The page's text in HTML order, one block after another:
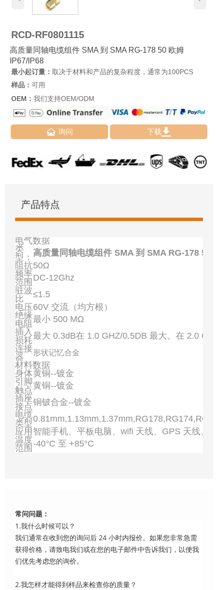
RCD-RF0801115
高质量同轴电缆组件 SMA 到 SMA RG-178 50 欧姆
IP67/IP68
最小起订量： 取决于材料和产品的复杂程度，通常为100PCS
样品： 可用
OEM： 我们支持OEM/ODM
 询问 下载
产品特点
电气数据
类
型： 高质量同轴电缆组件 SMA 到 SMA RG-178 50
阻抗50Ω
频率
范围 DC-12Ghz
驻波
比
≤1.5
电压60V 交流（均方根）
绝缘
电阻 最小 500 MΩ
插入
损耗最大 0.3dB在 1.0 GHZ/0.5DB 最大。在 2.0
连接
器
形状记忆合金
材料数据
身体黄铜--镀金
引脚
触点黄铜--镀金
插座
接点铜铍合金--镀金
电缆
类型
应用 智能手机、平板电脑、wifi 天线、GPS 天线、
温度
范围 -40°C 至 +85°C
常问问题：
1.我什么时候可以？
我们通常在收到您的询问后 24 小时内报价。如果您非常急需
获得价格，请致电我们或在您的电子邮件中告诉我们，以便我
们优先考虑您的询价。
2.我怎样才能得到样品来检查你的质量？